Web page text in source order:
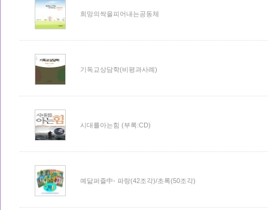
희망의싹을피어내는공동체
기독교상담학(비평과사례)
시대를아는힘 (부록:CD)
예닮퍼즐中- 파랑(42조각)/초록(50조각)